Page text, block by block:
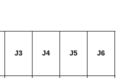
J3 J4 J5 J6